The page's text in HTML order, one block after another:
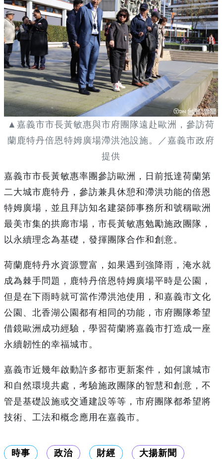
▲嘉義市市長黃敏惠與市府團隊遠赴歐洲，參訪荷
蘭鹿特丹倍恩特姆廣場滯洪池設施。／嘉義市政府
提供
嘉義市市長黃敏惠率團參訪歐洲，日前抵達荷蘭第
二大城市鹿特丹，參訪兼具休憩和滯洪功能的倍恩
特姆廣場，並且拜訪知名建築師事務所和號稱歐洲
最美市集的拱廊市場，市長黃敏惠勉勵施政團隊，
以永續理念為基礎，發揮團隊合作和創意。
荷蘭鹿特丹水資源豐富，如果遇到強降雨，淹水就
成為棘手問題，鹿特丹倍恩特姆廣場平時是公園，
但是在下雨時就可當作滯洪池使用，和嘉義市文化
公園、北香湖公園都有相同的功能，市府團隊希望
借鏡歐洲成功經驗，學習荷蘭將嘉義市打造成一座
永續韌性的幸福城市。
嘉義市近幾年啟動許多都市更新案件，如何讓城市
和自然環境共處，考驗施政團隊的智慧和創意，不
管是基礎設施或交通建設等等，市府團隊都希望將
技術、工法和概念應用在嘉義市。
時事 政治 財經 大揚新聞